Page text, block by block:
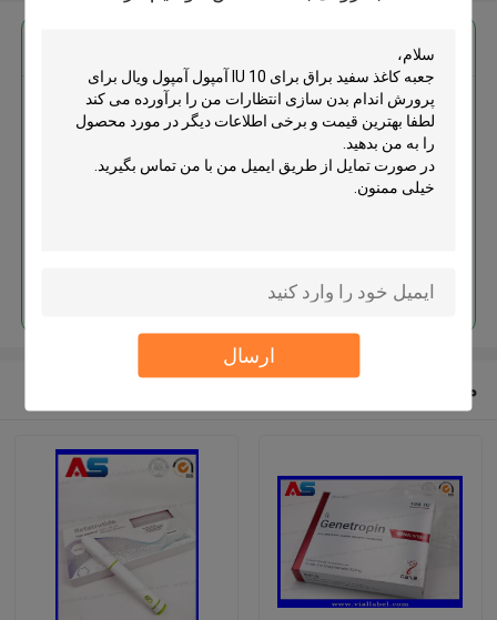
ارسال
جعبه کاغذ سفید براق برای 10 IU
آمپول آمپول ویال برای پرورش اندام
بدن سازی
ادامه هید
محصولات توصیه شده